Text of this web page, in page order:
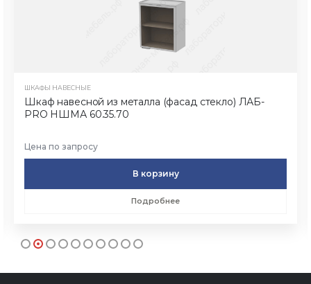
ШКАФЫ НАВЕСНЫЕ
Шкаф навесной из металла (фасад стекло) ЛАБ-
PRO НШМА 60.35.70
Цена по запросу
В корзину
Подробнее